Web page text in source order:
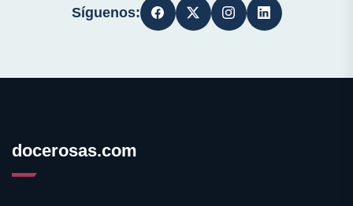
Síguenos:
docerosas.com